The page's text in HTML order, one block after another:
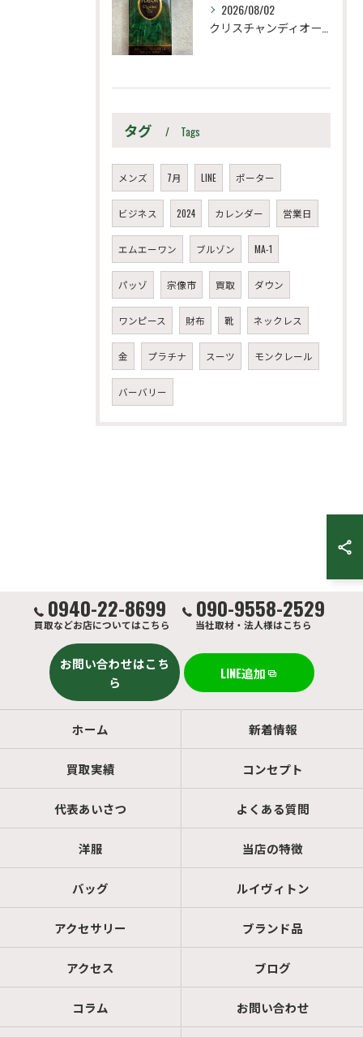
2026/08/02
タグ Tags
メンズ 7月 LINE ポーター
ビジネス 2024 カレンダー 営業日
エムエーワン ブルゾン MA-1
パッゾ 宗像市 買取 ダウン
ワンピース 財布 靴 ネックレス
金 プラチナ スーツ モンクレール
バーバリー
0940-22-8699
買取などお店についてはこちら
090-9558-2529
当社取材・法人様はこちら
お問い合わせはこち
ら
LINE追加
ホーム 新着情報
買取実績 コンセプト
代表あいさつ よくある質問
洋服 当店の特徴
バッグ ルイヴィトン
アクセサリー ブランド品
アクセス ブログ
コラム お問い合わせ